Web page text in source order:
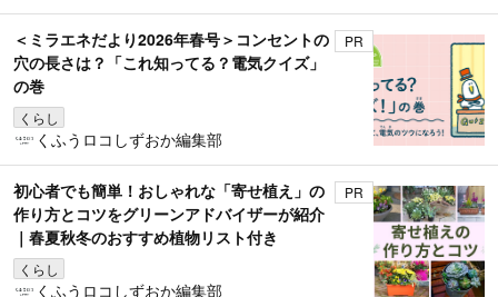
＜ミラエネだより2026年春号＞コンセントの
穴の長さは？「これ知ってる？電気クイズ」
の巻
くらし
PR
くふうロコしずおか編集部
初心者でも簡単！おしゃれな「寄せ植え」の
作り方とコツをグリーンアドバイザーが紹介
｜春夏秋冬のおすすめ植物リスト付き
くらし
PR
くふうロコしずおか編集部